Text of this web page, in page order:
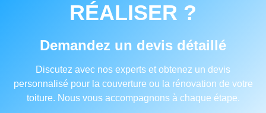
RÉALISER ?
Demandez un devis détaillé
Discutez avec nos experts et obtenez un devis
personnalisé pour la couverture ou la rénovation de votre
toiture. Nous vous accompagnons à chaque étape.